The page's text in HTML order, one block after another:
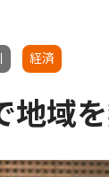
経済
地域